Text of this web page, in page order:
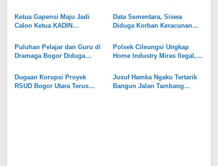
s
Ketua Gapensi Maju Jadi
Calon Ketua KADIN
Data Sementara, Siswa
Diduga Korban Keracunan
25 Orang
Puluhan Pelajar dan Guru di
Dramaga Bogor Diduga
MBG
Polsek Cileungsi Ungkap
Home Industry Miras Ilegal,
Dugaan Korupsi Proyek
RSUD Bogor Utara Terus
Jusuf Hamka Ngaku Tertarik
Bangun Jalan Tambang